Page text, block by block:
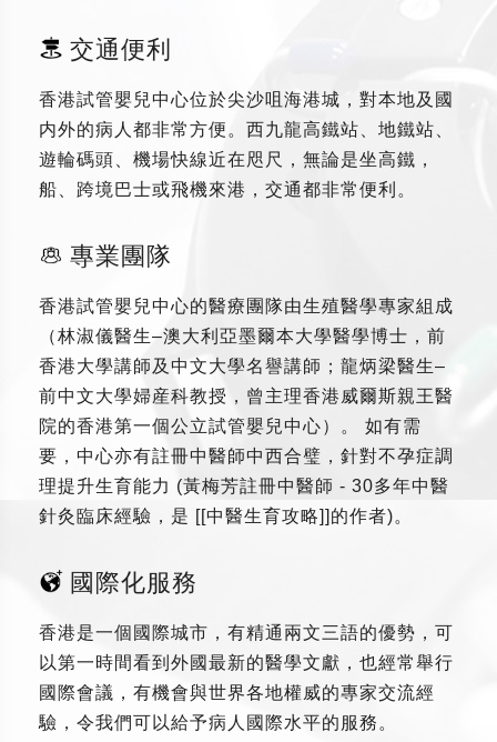
交通便利
香港試管嬰兒中心位於尖沙咀海港城，對本地及國
内外的病人都非常方便。西九龍高鐵站、地鐵站、
遊輪碼頭、機場快線近在咫尺，無論是坐高鐵，
船、跨境巴士或飛機來港，交通都非常便利。
專業團隊
香港試管嬰兒中心的醫療團隊由生殖醫學專家組成
（林淑儀醫生–澳大利亞墨爾本大學醫學博士，前
香港大學講師及中文大學名譽講師；龍炳梁醫生–
前中文大學婦産科教授，曾主理香港威爾斯親王醫
院的香港第一個公立試管嬰兒中心）。 如有需
要，中心亦有註冊中醫師中西合璧，針對不孕症調
理提升生育能力 (黃梅芳註冊中醫師 - 30多年中醫
針灸臨床經驗，是 [[中醫生育攻略]]的作者)。
國際化服務
香港是一個國際城市，有精通兩文三語的優勢，可
以第一時間看到外國最新的醫學文獻，也經常舉行
國際會議，有機會與世界各地權威的專家交流經
驗，令我們可以給予病人國際水平的服務。